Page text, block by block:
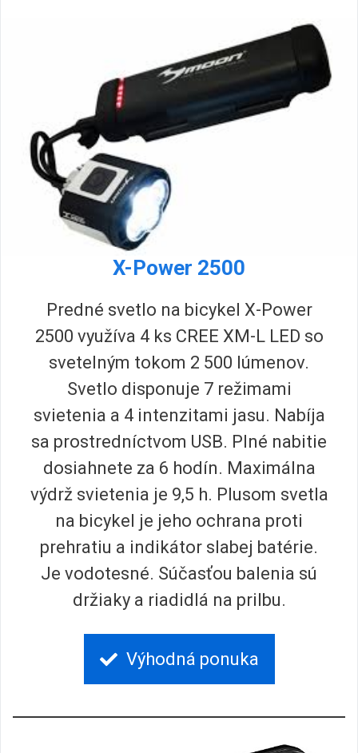
X-Power 2500
Predné svetlo na bicykel X-Power
2500 využíva 4 ks CREE XM-L LED so
svetelným tokom 2 500 lúmenov.
Svetlo disponuje 7 režimami
svietenia a 4 intenzitami jasu. Nabíja
sa prostredníctvom USB. Plné nabitie
dosiahnete za 6 hodín. Maximálna
výdrž svietenia je 9,5 h. Plusom svetla
na bicykel je jeho ochrana proti
prehratiu a indikátor slabej batérie.
Je vodotesné. Súčasťou balenia sú
držiaky a riadidlá na prilbu.
Výhodná ponuka